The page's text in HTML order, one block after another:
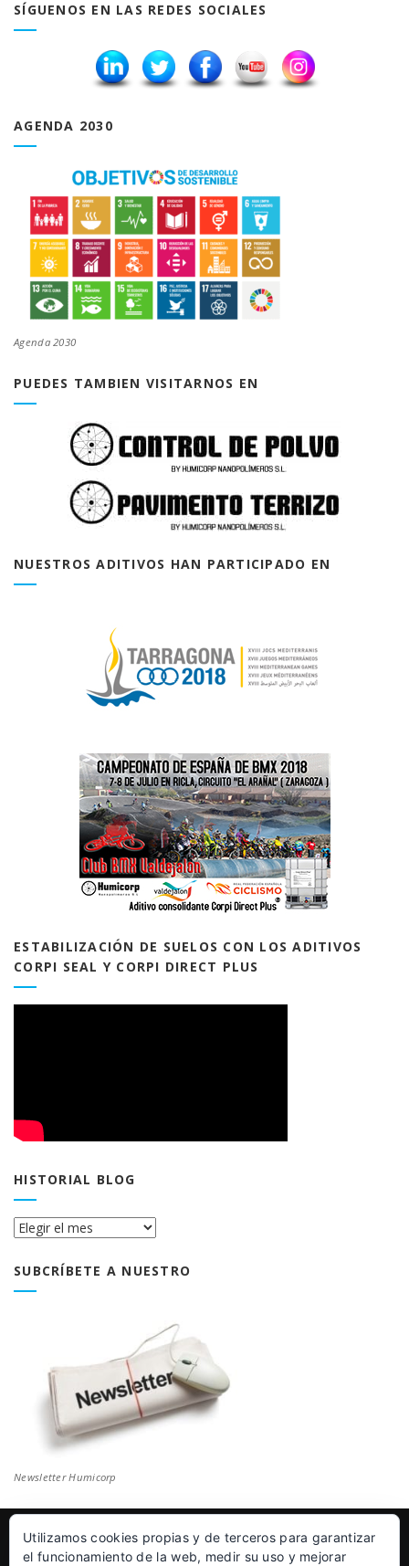
SÍGUENOS EN LAS REDES SOCIALES
AGENDA 2030
Agenda 2030
PUEDES TAMBIEN VISITARNOS EN
NUESTROS ADITIVOS HAN PARTICIPADO EN
ESTABILIZACIÓN DE SUELOS CON LOS ADITIVOS
CORPI SEAL Y CORPI DIRECT PLUS
HISTORIAL BLOG
Historial
SUBCRÍBETE A NUESTRO
Newsletter Humicorp
© Humicorp Nanopolímeros S.L 2011-2026| Aviso Legal
Utilizamos cookies propias y de terceros para garantizar
el funcionamiento de la web, medir su uso y mejorar